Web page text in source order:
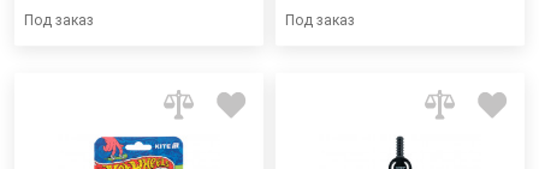
Под заказ Под заказ